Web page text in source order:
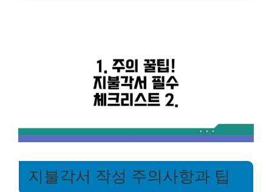
지불각서 작성 주의사항과 팁